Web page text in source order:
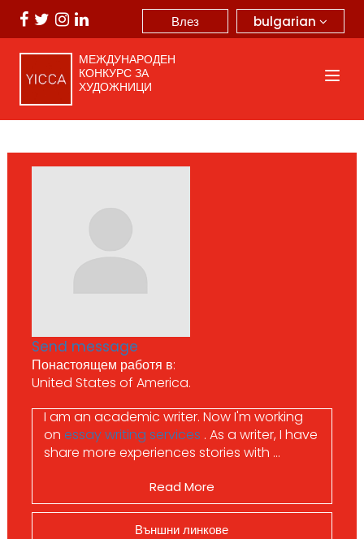
bulgarian
Влез
МЕЖДУНАРОДЕН
КОНКУРС ЗА
ХУДОЖНИЦИ
Send message
Понастоящем работя в:
United States of America.
I am an academic writer. Now I'm working
on essay writing services . As a writer, I have
share more experiences stories with ...
Read More
Външни линкове